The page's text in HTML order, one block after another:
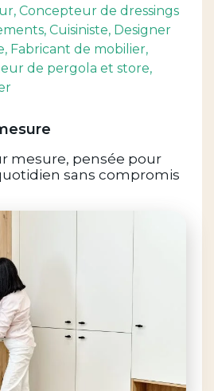
, Concepteur de dressings
, Cuisiniste, Designer
, Fabricant de mobilier,
de pergola et store,
mesure, pensée pour
sans compromis